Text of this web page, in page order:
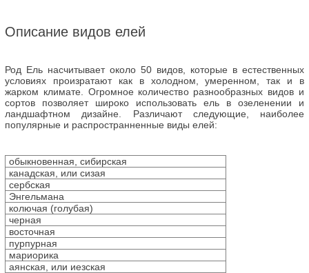
Описание видов елей
Род Ель насчитывает около 50 видов, которые в естественных
условиях произратают как в холодном, умеренном, так и в
жарком климате. Огромное количество разнообразных видов и
сортов позволяет широко использовать ель в озеленении и
ландшафтном дизайне. Различают следующие, наиболее
популярные и распространненные виды елей:
обыкновенная, сибирская
канадская, или сизая
сербская
Энгельмана
колючая (голубая)
черная
восточная
пурпурная
мариорика
аянская, или иезская